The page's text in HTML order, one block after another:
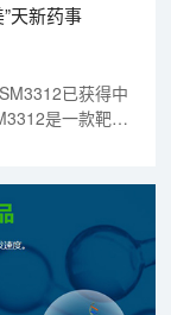
天新药事
已获得中
是一款靶向